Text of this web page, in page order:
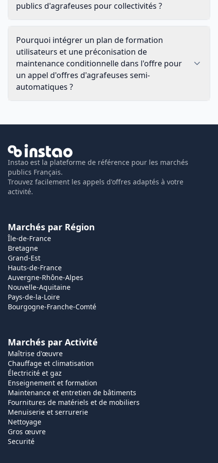
publics d'agrafeuses pour collectivités ?
Pourquoi intégrer un plan de formation
utilisateurs et une préconisation de
maintenance conditionnelle dans l'offre pour
un appel d'offres d'agrafeuses semi-
automatiques ?
Instao est la plateforme de référence pour les marchés
publics Français.
Trouvez facilement les appels d'offres adaptés à votre
activité.
Marchés par Région
Île-de-France
Bretagne
Grand-Est
Hauts-de-France
Auvergne-Rhône-Alpes
Nouvelle-Aquitaine
Pays-de-la-Loire
Bourgogne-Franche-Comté
Marchés par Activité
Maîtrise d'œuvre
Chauffage et climatisation
Électricité et gaz
Enseignement et formation
Maintenance et entretien de bâtiments
Fournitures de matériels et de mobiliers
Menuiserie et serrurerie
Nettoyage
Gros œuvre
Securité